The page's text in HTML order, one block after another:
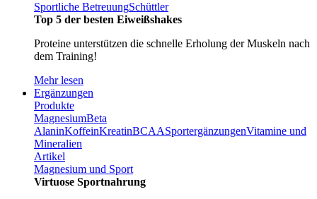
Sportliche BetreuungSchüttler
Top 5 der besten Eiweißshakes
Proteine unterstützen die schnelle Erholung der Muskeln nach
dem Training!
Mehr lesen
Ergänzungen
Produkte
MagnesiumBeta
AlaninKoffeinKreatinBCAASportergänzungenVitamine und
Mineralien
Artikel
Magnesium und Sport
Virtuose Sportnahrung